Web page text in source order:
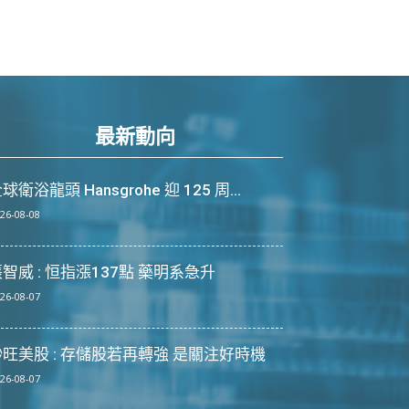
最新動向
衛浴龍頭 Hansgrohe 迎 125 周...
08-08
威 : 恒指漲137點 藥明系急升
08-07
美股 : 存儲股若再轉強 是關注好時機
08-07